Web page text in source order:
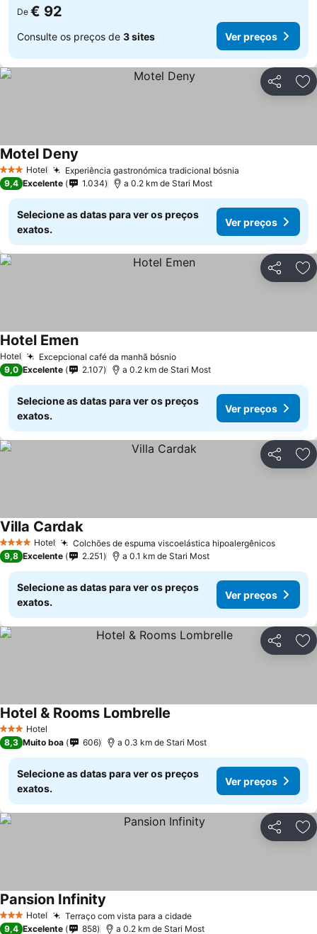
De € 92
Consulte os preços de 3 sites Ver preços
Partilhar
3 EstrelasHotel Experiência gastronómica tradicional bósnia
Motel Deny
9,4 Excelente 1.034 a 0.2 km de Stari Most
Selecione as datas para ver os preços
exatos.
Ver preços
Partilhar
Hotel Excepcional café da manhã bósnioVer preços
Hotel EmenVer preços
9,0 Excelente 2.107 a 0.2 km de Stari Most
Selecione as datas para ver os preços
exatos.
Ver preços
Partilhar
4 EstrelasHotel Colchões de espuma viscoelástica hipoalergênicosVer
Villa CardakVer preços
9,8 Excelente 2.251 a 0.1 km de Stari Most
Selecione as datas para ver os preços
exatos.
Ver preços
Partilhar
3 EstrelasHotel
Hotel & Rooms Lombrelle
8,3 Muito boa 606 a 0.3 km de Stari Most
Selecione as datas para ver os preços
exatos.
Ver preços
Partilhar
3 EstrelasHotel Terraço com vista para a cidadeVer preços
Pansion Infinity
9,4 Excelente 858 a 0.2 km de Stari Most